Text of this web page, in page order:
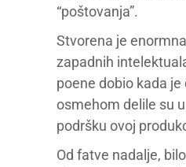
“poštovanja”.
Stvorena je
zapadnih
poene dobio kada
osmehom delile su
podršku ovoj
Od fatve nadalje,